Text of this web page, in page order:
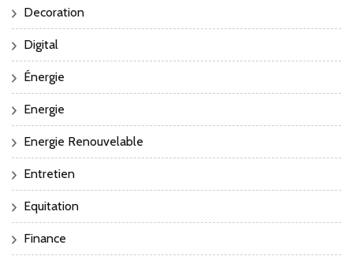
Decoration
Digital
Énergie
Energie
Energie Renouvelable
Entretien
Equitation
Finance